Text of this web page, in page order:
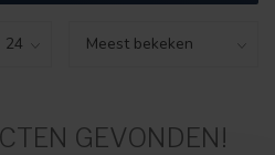
GEVONDEN!